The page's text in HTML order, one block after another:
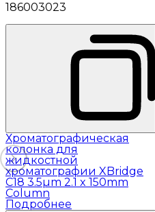
186003023
Хроматографическая
колонка для
жидкостной
хроматографии XBridge
C18 3.5µm 2.1 x 150mm
Column
Подробнее